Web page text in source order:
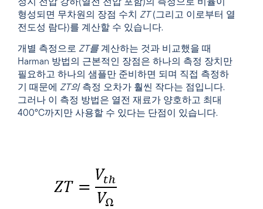
정지 전압 강하(열전 전압 포함)의 측정으로 비율이
형성되면 무차원의 장점 수치 ZT(그리고 이로부터 열
전도성 람다)를 계산할 수 있습니다.
개별 측정으로 ZT를 계산하는 것과 비교했을 때
Harman 방법의 근본적인 장점은 하나의 측정 장치만
필요하고 하나의 샘플만 준비하면 되며 직접 측정하
기 때문에 ZT의 측정 오차가 훨씬 작다는 점입니다.
그러나 이 측정 방법은 열전 재료가 양호하고 최대
400°C까지만 사용할 수 있다는 단점이 있습니다.